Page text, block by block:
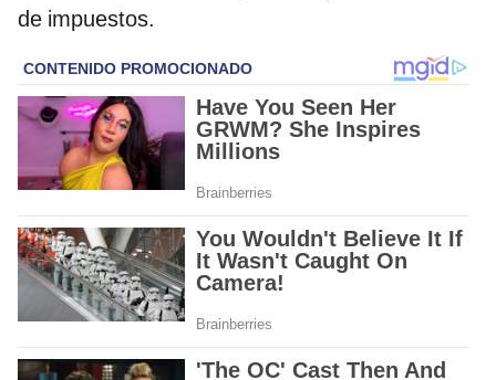
de impuestos.